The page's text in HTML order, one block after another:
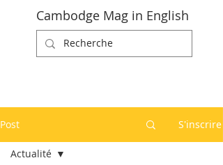
Cambodge Mag in English
Post S'inscrire
Actualité